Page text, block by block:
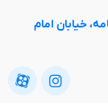
خیابان امام